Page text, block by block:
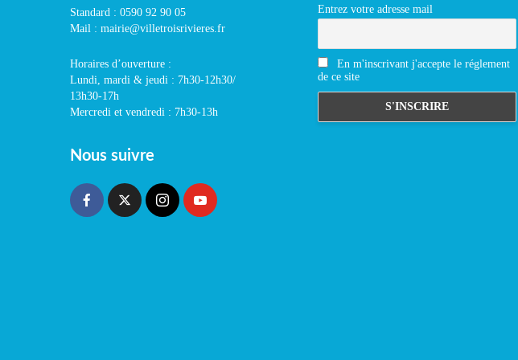
Standard : 0590 92 90 05
Mail : mairie@villetroisrivieres.fr
Horaires d’ouverture :
Lundi, mardi & jeudi : 7h30-12h30/
13h30-17h
Mercredi et vendredi : 7h30-13h
Nous suivre
Entrez votre adresse mail
En m'inscrivant j'accepte le réglement
de ce site